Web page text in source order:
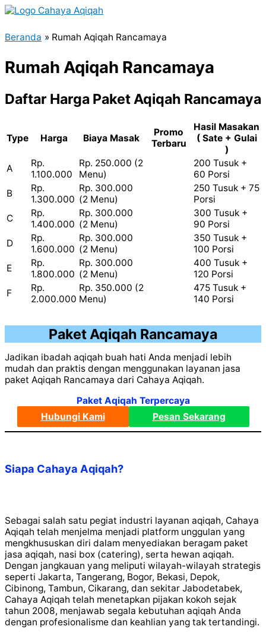
Lewati
kontenUtama
Beranda Rumah Aqiqah Rancamaya
Rumah Aqiqah Rancamaya
Daftar Harga Paket Aqiqah Rancamaya
Type Harga Biaya Masak
Promo
Terbaru
Hasil Masakan
( Sate + Gulai
)
A
Rp.
1.100.000
Rp. 250.000 (2
Menu)
200 Tusuk +
60 Porsi
B
Rp.
1.300.000
Rp. 300.000
(2 Menu)
250 Tusuk + 75
Porsi
C
Rp.
1.400.000
Rp. 300.000
(2 Menu)
300 Tusuk +
90 Porsi
D
Rp.
1.600.000
Rp. 300.000
(2 Menu)
350 Tusuk +
100 Porsi
E
Rp.
1.800.000
Rp. 300.000
(2 Menu)
400 Tusuk +
120 Porsi
F
Rp.
2.000.000
Rp. 350.000 (2
Menu)
475 Tusuk +
140 Porsi
Paket Aqiqah Rancamaya
Jadikan ibadah aqiqah buah hati Anda menjadi lebih
mudah dan praktis dengan menggunakan layanan jasa
paket Aqiqah Rancamaya dari Cahaya Aqiqah.
Paket Aqiqah Terpercaya
Hubungi Kami
Pesan Sekarang
Siapa Cahaya Aqiqah?
Sebagai salah satu pegiat industri layanan aqiqah, Cahaya
Aqiqah telah menjelma menjadi platform unggulan yang
mengkhususkan diri dalam menyediakan beragam paket
jasa aqiqah, nasi box (catering), serta hewan aqiqah.
Dengan jangkauan yang meliputi wilayah-wilayah strategis
seperti Jakarta, Tangerang, Bogor, Bekasi, Depok,
Cibinong, Tambun, Cikarang, dan sekitar Jabodetabek,
Cahaya Aqiqah telah menetapkan pijakan kokoh sejak
tahun 2008, menjawab segala kebutuhan aqiqah Anda
dengan profesionalisme dan keahlian yang tak tertandingi.